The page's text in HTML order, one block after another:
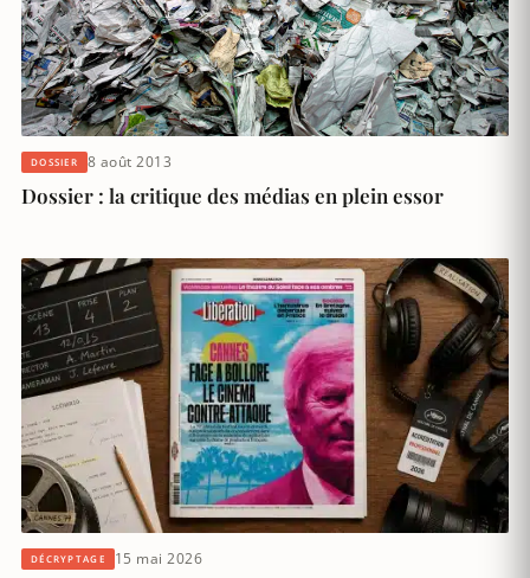
DOSSIER 8 août 2013
Dossier : la critique des médias en plein essor
DÉCRYPTAGE 15 mai 2026